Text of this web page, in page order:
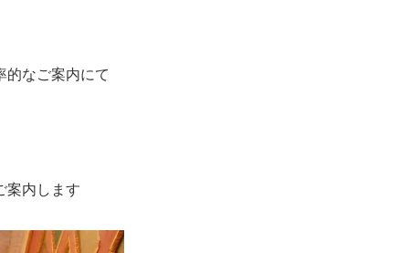
的なご案内にて
案内します